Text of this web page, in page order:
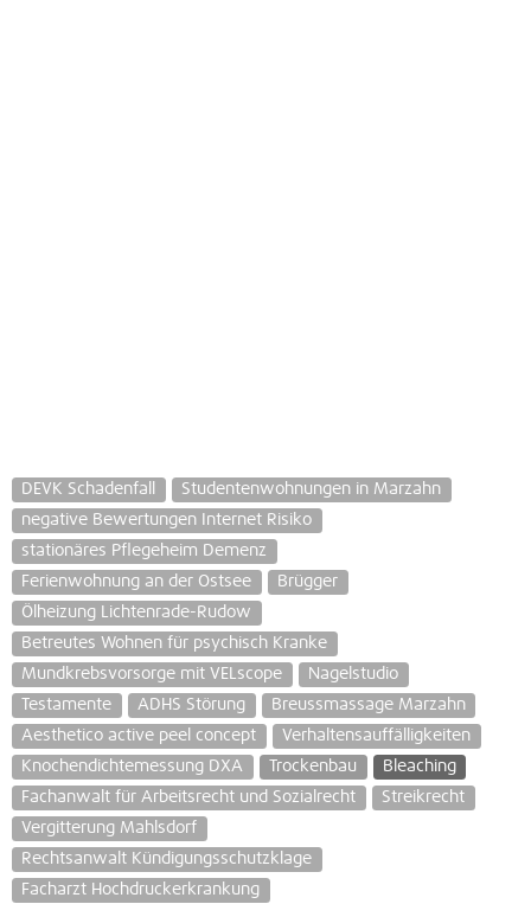
DEVK Schadenfall
Studentenwohnungen in Marzahn
negative Bewertungen Internet Risiko
stationäres Pflegeheim Demenz
Ferienwohnung an der Ostsee
Brügger
Ölheizung Lichtenrade-Rudow
Betreutes Wohnen für psychisch Kranke
Mundkrebsvorsorge mit VELscope
Nagelstudio
Testamente
ADHS Störung
Breussmassage Marzahn
Aesthetico active peel concept
Verhaltensauffälligkeiten
Knochendichtemessung DXA
Trockenbau
Bleaching
Fachanwalt für Arbeitsrecht und Sozialrecht
Streikrecht
Vergitterung Mahlsdorf
Rechtsanwalt Kündigungsschutzklage
Facharzt Hochdruckerkrankung